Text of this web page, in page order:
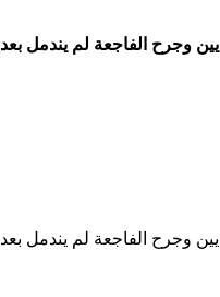
وجرح الفاجعة لم يندمل بعد
وجرح الفاجعة لم يندمل بعد